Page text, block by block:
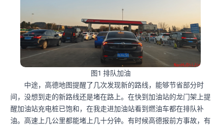
图1 排队加油
中途，高德地图提醒了几次发现新的路线，能够节省部分时
间，没想到走的新路线还是堵在路上。在快到加油站的龙门架上提
醒加油站充电桩已饱和，在我走进加油站看到燃油车都在排队补
油。高速上几公里都能堵上几十分钟。有时候高德报前方事故，有